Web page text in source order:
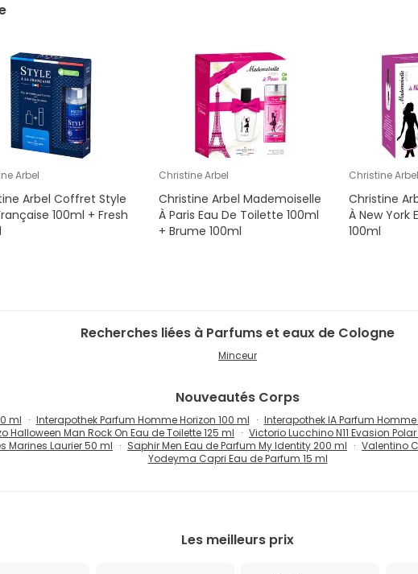
Arbel
Arbel Coffret Style
100ml + Fresh
Christine Arbel
Christine Arbel Mademoiselle
À Paris Eau De Toilette 100ml
+ Brume 100ml
Christine Arbel
Christine
À New York
100ml
Recherches liées à Parfums et eaux de Cologne
Minceur
Nouveautés Corps
ml Interapothek Parfum Homme Horizon 100 ml Interapothek IA Parfum
Halloween Man Rock On Eau de Toilette 125 ml
Victorio Lucchino N11 Evasion
Marines Laurier 50 ml
Saphir Men Eau de Parfum My Identity 200 ml
Valentino
Yodeyma Capri Eau de Parfum 15 ml
Les meilleurs prix